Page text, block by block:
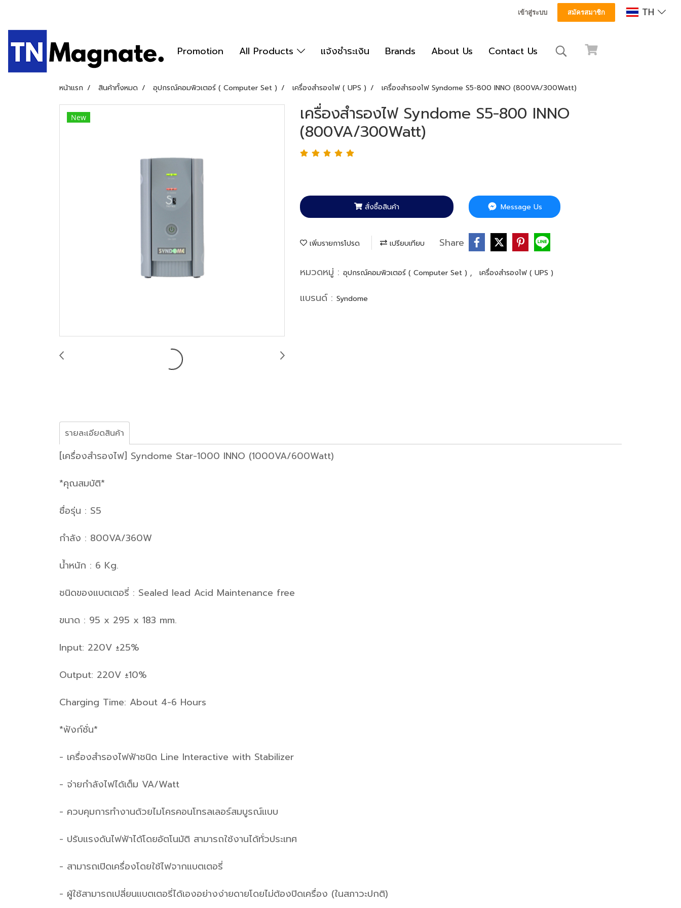
เข้าสู่ระบบ สมัครสมาชิก TH
Promotion All Products แจ้งชำระเงิน Brands About Us Contact Us
หน้าแรก สินค้าทั้งหมด อุปกรณ์คอมพิวเตอร์ ( Computer Set ) เครื่องสำรองไฟ ( UPS ) เครื่องสำรองไฟ Syndome S5-800 INNO (800VA/300Watt)
New เครื่องสำรองไฟ Syndome S5-800 INNO
(800VA/300Watt)
สั่งซื้อสินค้า Message Us
เพิ่มรายการโปรด เปรียบเทียบ Share
หมวดหมู่ : อุปกรณ์คอมพิวเตอร์ ( Computer Set ) , เครื่องสำรองไฟ ( UPS )
แบรนด์ : Syndome
รายละเอียดสินค้า
[เครื่องสำรองไฟ] Syndome Star-1000 INNO (1000VA/600Watt)
*คุณสมบัติ*
ชื่อรุ่น : S5
กำลัง : 800VA/360W
น้ำหนัก : 6 Kg.
ชนิดของแบตเตอรี่ : Sealed lead Acid Maintenance free
ขนาด : 95 x 295 x 183 mm.
Input: 220V ±25%
Output: 220V ±10%
Charging Time: About 4-6 Hours
*ฟังก์ชั่น*
- เครื่องสำรองไฟฟ้าชนิด Line Interactive with Stabilizer
- จ่ายกำลังไฟได้เต็ม VA/Watt
- ควบคุมการทำงานด้วยไมโครคอนโทรลเลอร์สมบูรณ์แบบ
- ปรับแรงดันไฟฟ้าได้โดยอัตโนมัติ สามารถใช้งานได้ทั่วประเทศ
- สามารถเปิดเครื่องโดยใช้ไฟจากแบตเตอรี่
- ผู้ใช้สามารถเปลี่ยนแบตเตอรี่ได้เองอย่างง่ายดายโดยไม่ต้องปิดเครื่อง (ในสภาวะปกติ)